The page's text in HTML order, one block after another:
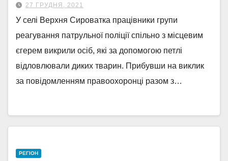
27 ГРУДНЯ, 2021
У селі Верхня Сироватка працівники групи
реагування патрульної поліції спільно з місцевим
єгерем викрили осіб, які за допомогою петлі
відловлювали диких тварин. Прибувши на виклик
за повідомленням правоохоронці разом з…
РЕГІОН